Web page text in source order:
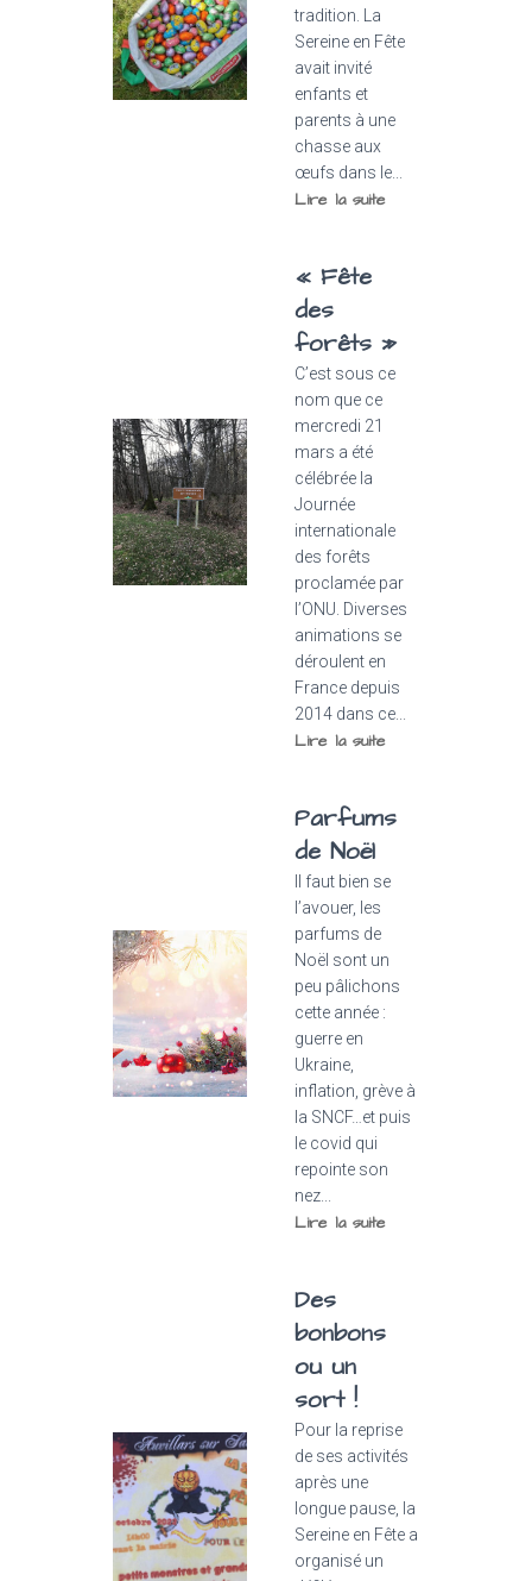
tradition. La
Sereine en Fête
avait invité
enfants et
parents à une
chasse aux
œufs dans le...
Lire la suite
« Fête
des
forêts »
C’est sous ce
nom que ce
mercredi 21
mars a été
célébrée la
Journée
internationale
des forêts
proclamée par
l’ONU. Diverses
animations se
déroulent en
France depuis
2014 dans ce...
Lire la suite
Parfums
de Noël
Il faut bien se
l’avouer, les
parfums de
Noël sont un
peu pâlichons
cette année :
guerre en
Ukraine,
inflation, grève à
la SNCF…et puis
le covid qui
repointe son
nez...
Lire la suite
Des
bonbons
ou un
sort !
Pour la reprise
de ses activités
après une
longue pause, la
Sereine en Fête a
organisé un